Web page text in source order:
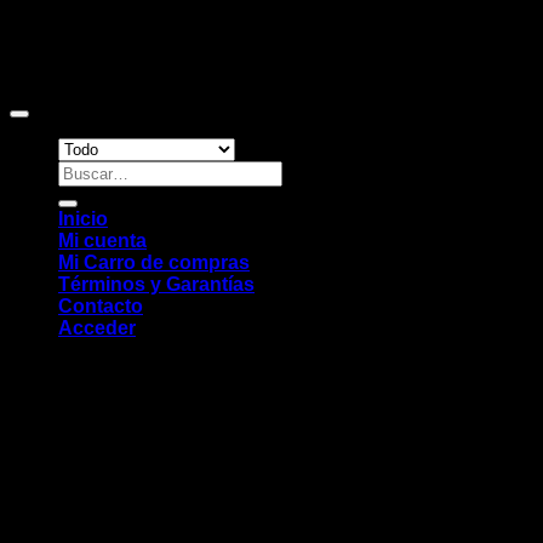
Buscar
por:
Inicio
Mi cuenta
Mi Carro de compras
Términos y Garantías
Contacto
Acceder